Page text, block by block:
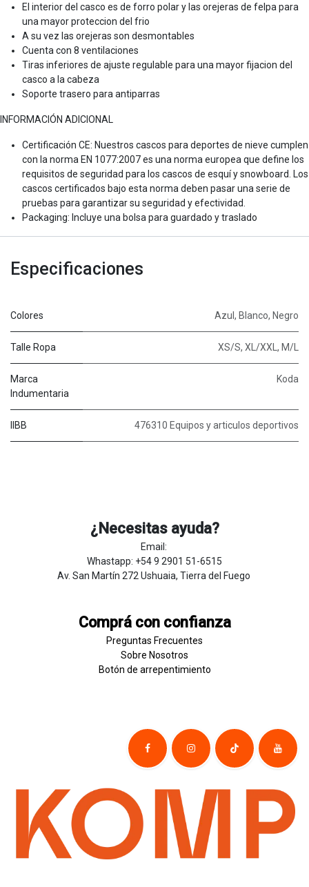
El interior del casco es de forro polar y las orejeras de felpa para
una mayor proteccion del frio
A su vez las orejeras son desmontables
Cuenta con 8 ventilaciones
Tiras inferiores de ajuste regulable para una mayor fijacion del
casco a la cabeza
Soporte trasero para antiparras
INFORMACIÓN ADICIONAL
Certificación CE: Nuestros cascos para deportes de nieve cumplen
con la norma EN 1077:2007 es una norma europea que define los
requisitos de seguridad para los cascos de esquí y snowboard. Los
cascos certificados bajo esta norma deben pasar una serie de
pruebas para garantizar su seguridad y efectividad.
Packaging: Incluye una bolsa para guardado y traslado
Especificaciones
Colores Azul , Blanco, Negro
Talle Ropa XS/S, XL/XXL , M/L
Marca
Indumentaria
Koda
IIBB 476310 Equipos y articulos deportivos
¿Necesitas ayuda?
Email:
Whastapp: +54 9 2901 51-6515
Av. San Martín 272 Ushuaia, Tierra del Fuego
Comprá con confianza
Preguntas Frecuentes
Sobre Nosotros
Botón de ​arrepentim​​​iento